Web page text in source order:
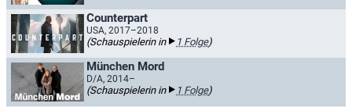
Counterpart
USA, 2017–2018
(Schauspielerin in 1 Folge)
München Mord
D/A, 2014–
(Schauspielerin in 1 Folge)